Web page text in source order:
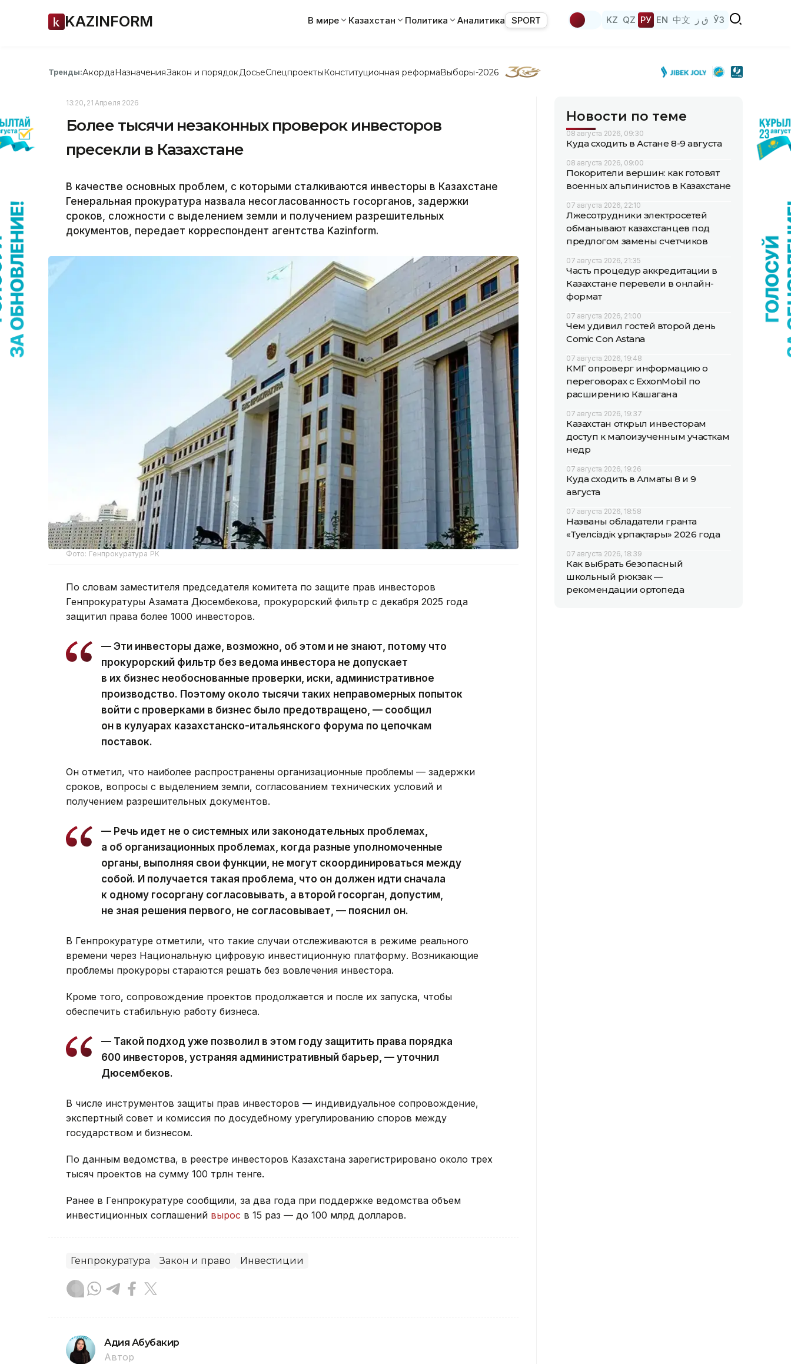
KAZINFORM В мире Казахстан Политика Аналитика SPORT KZ QZ РУ EN 中文 ق ز ЎЗ
Тренды:АкордаНазначенияЗакон и порядок ДосьеСпецпроектыКонституционная реформаВыборы-2026
13:20, 21 Апреля 2026
Более тысячи незаконных проверок инвесторов
пресекли в Казахстане
В качестве основных проблем, с которыми сталкиваются инвесторы в Казахстане
Генеральная прокуратура назвала несогласованность госорганов, задержки
сроков, сложности с выделением земли и получением разрешительных
документов, передает корреспондент агентства Kazinform.
Фото: Генпрокуратура РК
По словам заместителя председателя комитета по защите прав инвесторов
Генпрокуратуры Азамата Дюсембекова, прокурорский фильтр с декабря 2025 года
защитил права более 1000 инвесторов.
— Эти инвесторы даже, возможно, об этом и не знают, потому что
прокурорский фильтр без ведома инвестора не допускает
в их бизнес необоснованные проверки, иски, административное
производство. Поэтому около тысячи таких неправомерных попыток
войти с проверками в бизнес было предотвращено, — сообщил
он в кулуарах казахстанско-итальянского форума по цепочкам
поставок.
Он отметил, что наиболее распространены организационные проблемы — задержки
сроков, вопросы с выделением земли, согласованием технических условий и
получением разрешительных документов.
— Речь идет не о системных или законодательных проблемах,
а об организационных проблемах, когда разные уполномоченные
органы, выполняя свои функции, не могут скоординироваться между
собой. И получается такая проблема, что он должен идти сначала
к одному госоргану согласовывать, а второй госорган, допустим,
не зная решения первого, не согласовывает, — пояснил он.
В Генпрокуратуре отметили, что такие случаи отслеживаются в режиме реального
времени через Национальную цифровую инвестиционную платформу. Возникающие
проблемы прокуроры стараются решать без вовлечения инвестора.
Кроме того, сопровождение проектов продолжается и после их запуска, чтобы
обеспечить стабильную работу бизнеса.
— Такой подход уже позволил в этом году защитить права порядка
600 инвесторов, устраняя административный барьер, — уточнил
Дюсембеков.
В числе инструментов защиты прав инвесторов — индивидуальное сопровождение,
экспертный совет и комиссия по досудебному урегулированию споров между
государством и бизнесом.
По данным ведомства, в реестре инвесторов Казахстана зарегистрировано около трех
тысяч проектов на сумму 100 трлн тенге.
Ранее в Генпрокуратуре сообщили, за два года при поддержке ведомства объем
инвестиционных соглашений вырос в 15 раз — до 100 млрд долларов.
Генпрокуратура Закон и право Инвестиции
Адия Абубакир
Автор
Новости по теме
08 августа 2026, 09:30
Куда сходить в Астане 8-9 августа
08 августа 2026, 09:00
Покорители вершин: как готовят
военных альпинистов в Казахстане
07 августа 2026, 22:10
Лжесотрудники электросетей
обманывают казахстанцев под
предлогом замены счетчиков
07 августа 2026, 21:35
Часть процедур аккредитации в
Казахстане перевели в онлайн-
формат
07 августа 2026, 21:00
Чем удивил гостей второй день
Comic Con Astana
07 августа 2026, 19:48
КМГ опроверг информацию о
переговорах с ExxonMobil по
расширению Кашагана
07 августа 2026, 19:37
Казахстан открыл инвесторам
доступ к малоизученным участкам
недр
07 августа 2026, 19:26
Куда сходить в Алматы 8 и 9
августа
07 августа 2026, 18:58
Названы обладатели гранта
«Тәуелсіздік ұрпақтары» 2026 года
07 августа 2026, 18:39
Как выбрать безопасный
школьный рюкзак —
рекомендации ортопеда